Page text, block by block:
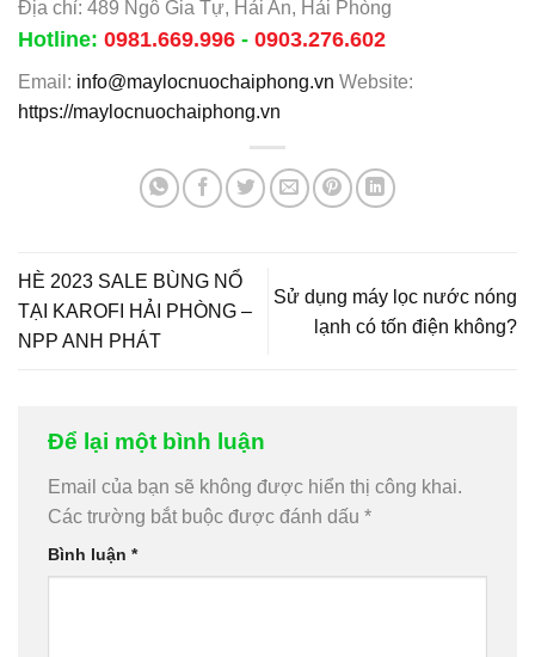
Địa chỉ: 489 Ngô Gia Tự, Hải An, Hải Phòng
Hotline: 0981.669.996 - 0903.276.602
Email: info@maylocnuochaiphong.vn Website:
https://maylocnuochaiphong.vn
HÈ 2023 SALE BÙNG NỔ
TẠI KAROFI HẢI PHÒNG –
NPP ANH PHÁT
Sử dụng máy lọc nước nóng
lạnh có tốn điện không?
Để lại một bình luận
Email của bạn sẽ không được hiển thị công khai.
Các trường bắt buộc được đánh dấu *
Bình luận *